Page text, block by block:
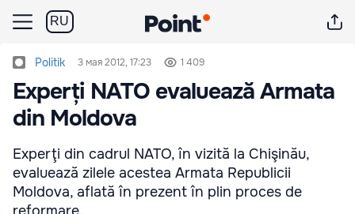
RU
Politik 3 мая 2012, 17:23 1 409
Experți NATO evaluează Armata
din Moldova
Experţi din cadrul NATO, în vizită la Chişinău,
evaluează zilele acestea Armata Republicii
Moldova, aflată în prezent în plin proces de